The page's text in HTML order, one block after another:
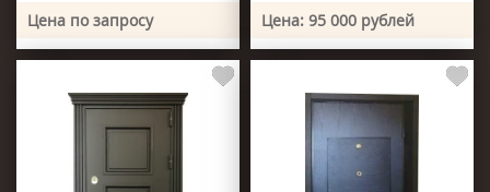
Цена по запросу Цена: 95 000 рублей